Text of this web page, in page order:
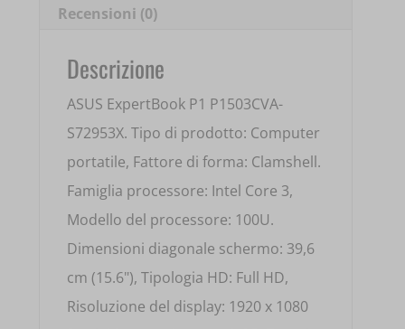
512GB
quantità
Recensioni (0)
Descrizione
ASUS ExpertBook P1 P1503CVA-
S72953X. Tipo di prodotto: Computer
portatile, Fattore di forma: Clamshell.
Famiglia processore: Intel Core 3,
Modello del processore: 100U.
Dimensioni diagonale schermo: 39,6
cm (15.6"), Tipologia HD: Full HD,
Risoluzione del display: 1920 x 1080